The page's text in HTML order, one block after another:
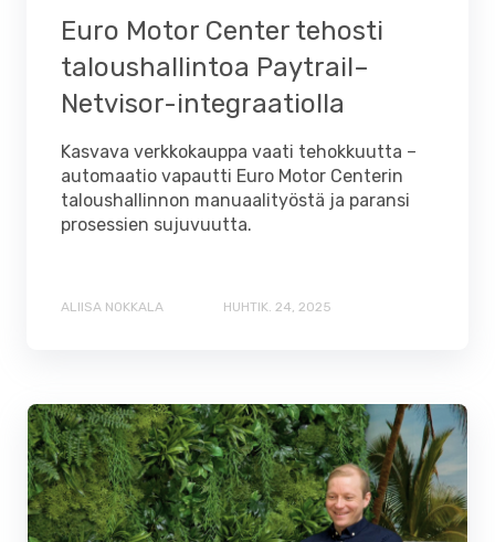
Euro Motor Center tehosti
taloushallintoa Paytrail–
Netvisor-integraatiolla
Kasvava verkkokauppa vaati tehokkuutta –
automaatio vapautti Euro Motor Centerin
taloushallinnon manuaalityöstä ja paransi
prosessien sujuvuutta.
ALIISA NOKKALA HUHTIK. 24, 2025